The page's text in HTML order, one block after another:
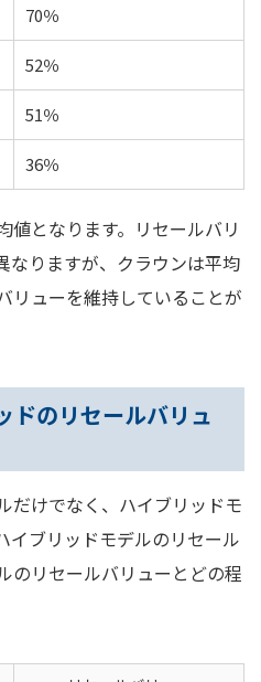
70％
52％
51％
36％
値となります。リセールバリ
なりますが、クラウンは平均
リューを維持していることが
ドのリセールバリュ
だけでなく、ハイブリッドモ
イブリッドモデルのリセール
のリセールバリューとどの程